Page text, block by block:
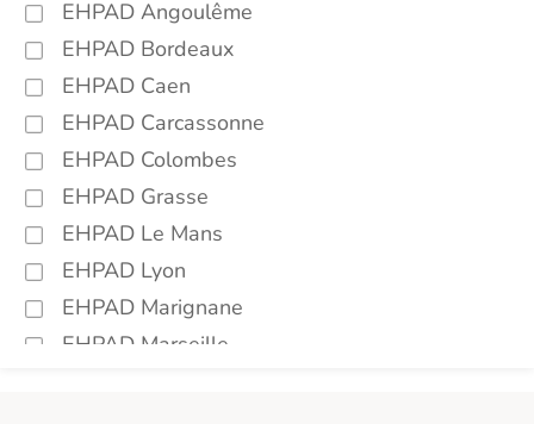
EHPAD Angoulême
EHPAD Bordeaux
EHPAD Caen
EHPAD Carcassonne
EHPAD Colombes
EHPAD Grasse
EHPAD Le Mans
EHPAD Lyon
EHPAD Marignane
EHPAD Marseille